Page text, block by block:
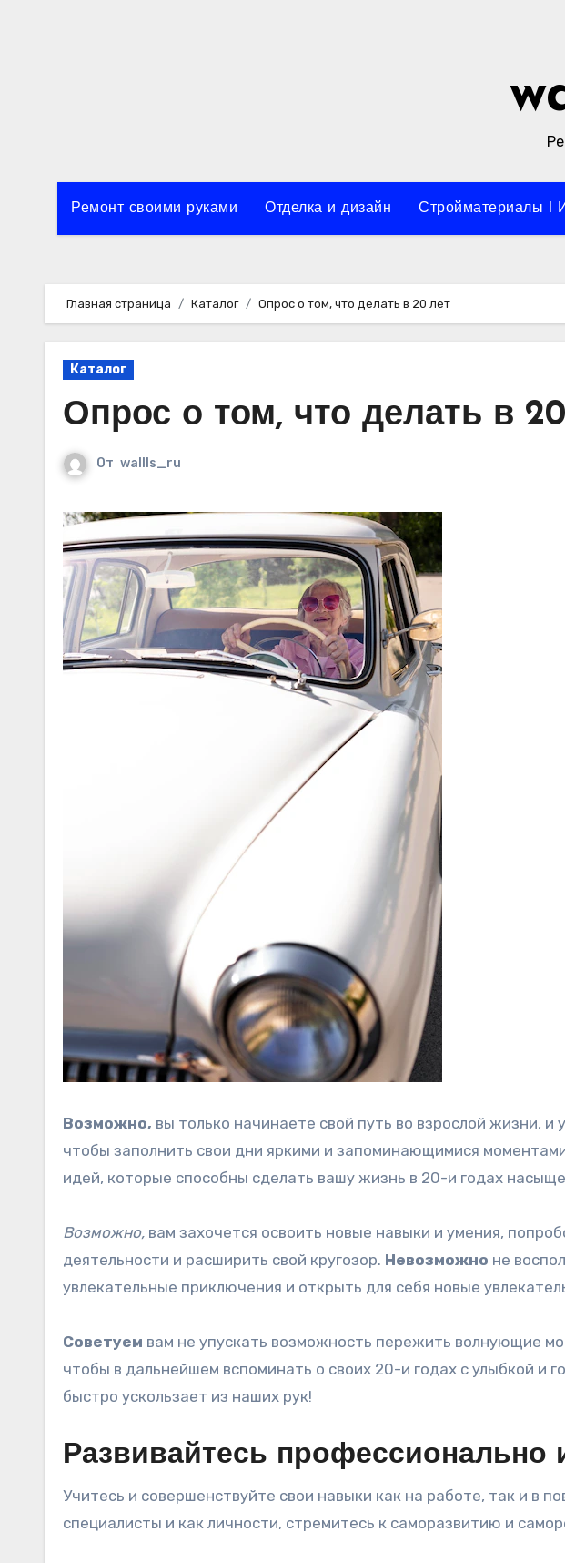
Ремонт своими руками Отделка и дизайн Стройматериалы l
Главная страница Каталог Опрос о том, что делать в 20 лет
Каталог
Опрос о том, что делать в
От wallls_ru
Возможно, вы только начинаете свой путь во взрослой жизни, и
чтобы заполнить свои дни яркими и запоминающимися
идей, которые способны сделать вашу жизнь в 20-и годах
Возможно, вам захочется освоить новые навыки и умения,
деятельности и расширить свой кругозор. Невозможно не
увлекательные приключения и открыть для себя новые
Советуем вам не упускать возможность пережить волнующие
чтобы в дальнейшем вспоминать о своих 20-и годах с улыбкой и
быстро ускользает из наших рук!
Развивайтесь профессионально
Учитесь и совершенствуйте свои навыки как на работе, так и в
специалисты и как личности, стремитесь к саморазвитию и